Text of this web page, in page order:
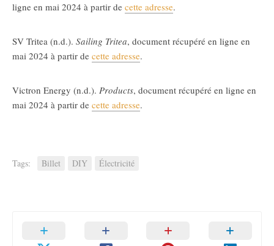
ligne en mai 2024 à partir de cette adresse.
SV Tritea (n.d.). Sailing Tritea, document récupéré en ligne en
mai 2024 à partir de cette adresse.
Victron Energy (n.d.). Products, document récupéré en ligne en
mai 2024 à partir de cette adresse.
Tags: Billet DIY Électricité